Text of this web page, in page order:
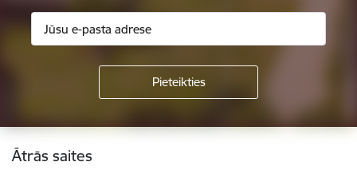
Kājene
Ātrās saites